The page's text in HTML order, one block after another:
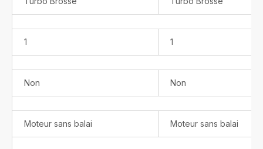
1 1
Non Non
Moteur sans balai Moteur sans balai